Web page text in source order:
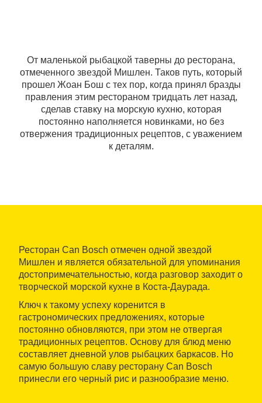
От маленькой рыбацкой таверны до ресторана,
отмеченного звездой Мишлен. Таков путь, который
прошел Жоан Бош с тех пор, когда принял бразды
правления этим рестораном тридцать лет назад,
сделав ставку на морскую кухню, которая
постоянно наполняется новинками, но без
отвержения традиционных рецептов, с уважением
к деталям.
Ресторан Can Bosch отмечен одной звездой
Мишлен и является обязательной для упоминания
достопримечательностью, когда разговор заходит о
творческой морской кухне в Коста-Даурада.
Ключ к такому успеху коренится в
гастрономических предложениях, которые
постоянно обновляются, при этом не отвергая
традиционных рецептов. Основу для блюд меню
составляет дневной улов рыбацких баркасов. Но
самую большую славу ресторану Can Bosch
принесли его черный рис и разнообразие меню.